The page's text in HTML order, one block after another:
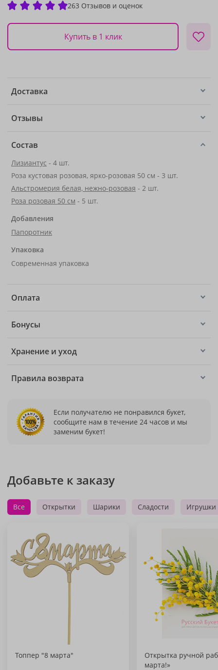
263 Отзывов и оценок
Купить в 1 клик
Доставка
Отзывы
Состав
Лизиантус - 4 шт.
Роза кустовая розовая, ярко-розовая 50 см - 3 шт.
Альстромерия белая, нежно-розовая - 2 шт.
Роза розовая 50 см - 5 шт.
Добавления
Папоротник
Упаковка
Современная упаковка
Оплата
Бонусы
Хранение и уход
Правила возврата
Если получателю не понравился букет,
сообщите нам в течение 24 часов и мы
заменим букет!
Добавьте к заказу
Все Открытки Шарики Сладости Игрушки
Топпер "8 марта"
Открытка ручной
марта!»